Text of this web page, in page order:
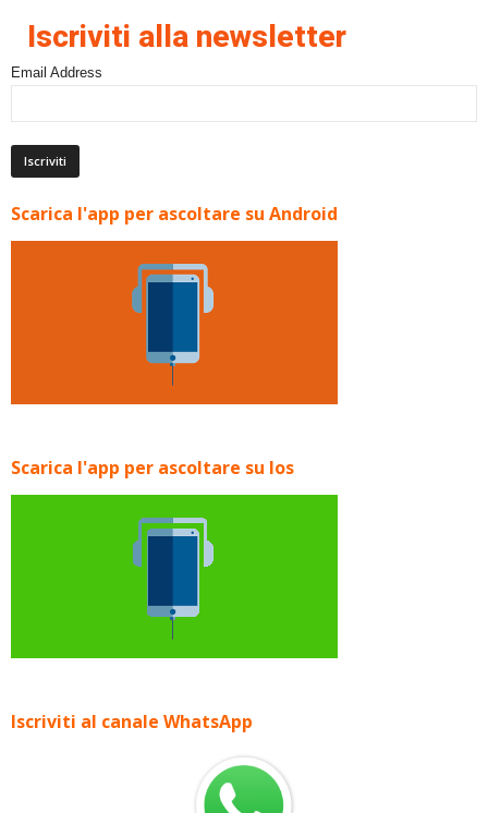
Iscriviti alla newsletter
Email Address
Scarica l'app per ascoltare su Android
Scarica l'app per ascoltare su Ios
Iscriviti al canale WhatsApp